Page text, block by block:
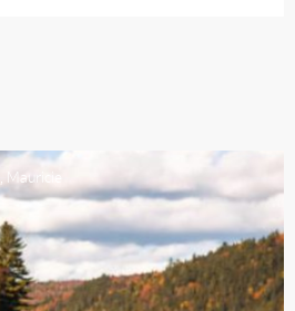
Mauricie